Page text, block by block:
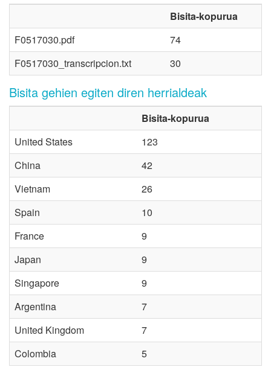
Bisita-kopurua
F0517030.pdf
74
F0517030_transcripcion.txt
30
Bisita gehien egiten diren herrialdeak
Bisita-kopurua
United States
123
China
42
Vietnam
26
Spain
10
France
9
Japan
9
Singapore
9
Argentina
7
United Kingdom
7
Colombia
5